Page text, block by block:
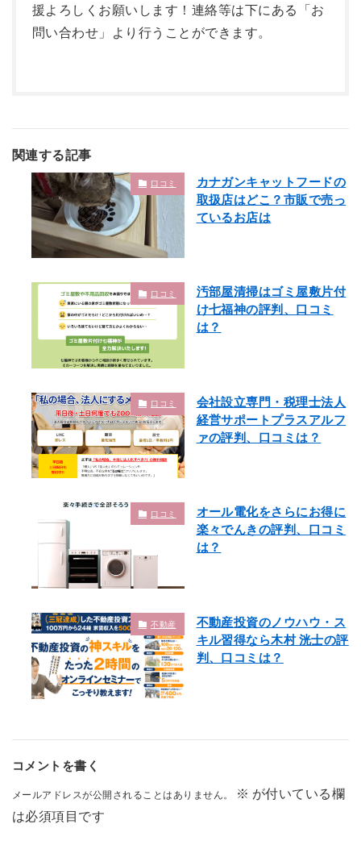
援よろしくお願いします！連絡等は下にある「お
問い合わせ」より行うことができます。
関連する記事
口コミ
カナガンキャットフードの
取扱店はどこ？市販で売っ
ているお店は
口コミ
汚部屋清掃はゴミ屋敷片付
け七福神の評判、口コミ
は？
口コミ
会社設立専門・税理士法人
経営サポートプラスアルフ
ァの評判、口コミは？
口コミ
オール電化をさらにお得に
楽々でんきの評判、口コミ
は？
不動産
不動産投資のノウハウ・ス
キル習得なら木村 洸士の評
判、口コミは？
コメントを書く
メールアドレスが公開されることはありません。 ※ が付いている欄
は必須項目です